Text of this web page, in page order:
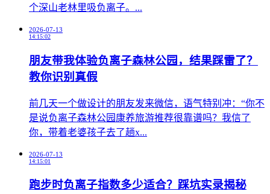
个深山老林里吸负离子。...
2026-07-13
14:15:02
朋友带我体验负离子森林公园，结果踩雷了？
教你识别真假
前几天一个做设计的朋友发来微信，语气特别冲：“你不
是说负离子森林公园康养旅游推荐很靠谱吗？我信了
你，带着老婆孩子去了趟x...
2026-07-13
14:15:01
跑步时负离子指数多少适合？踩坑实录揭秘